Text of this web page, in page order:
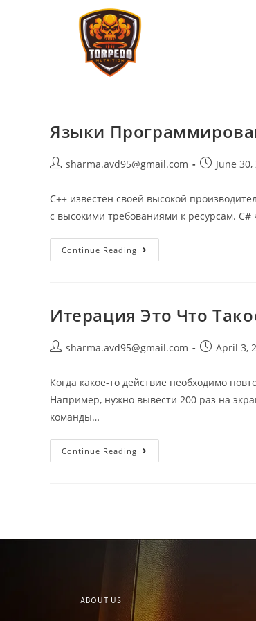
Языки
sharma.avd95@gmail.com June 30,
C++ известен своей высокой
с высокими требованиями к ресурсам.
Continue Reading
Итерация Это Что
sharma.avd95@gmail.com April 3,
Когда какое-то действие необходимо
Например, нужно вывести 200 раз на
команды…
Continue Reading
ABOUT US